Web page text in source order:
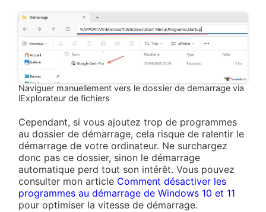
Naviguer manuellement vers le dossier de demarrage via
lExplorateur de fichiers
Cependant, si vous ajoutez trop de programmes
au dossier de démarrage, cela risque de ralentir le
démarrage de votre ordinateur. Ne surchargez
donc pas ce dossier, sinon le démarrage
automatique perd tout son intérêt. Vous pouvez
consulter mon article Comment désactiver les
programmes au démarrage de Windows 10 et 11
pour optimiser la vitesse de démarrage.